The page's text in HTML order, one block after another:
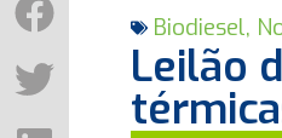
Biodiesel,
Leilão